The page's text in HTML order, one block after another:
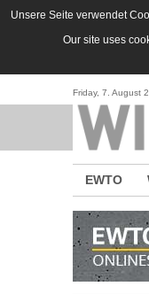
Direkt zum Inhalt
Unsere Seite verwendet
Our site uses
Friday, 7. August
EWTO